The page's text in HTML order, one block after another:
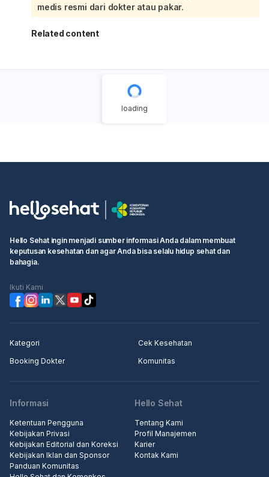
atau ahli herbal untuk mendapatkan informasi yang lebih
akurat dan sesuai dengan kondisi kesehatan Anda.
medis resmi dari dokter atau pakar.
Related content
loading
Hello Sehat ingin menjadi sumber informasi Anda dalam membuat
keputusan kesehatan dan agar Anda bisa selalu hidup sehat dan
bahagia.
Ikuti Kami
Kategori
Cek Kesehatan
Booking Dokter
Komunitas
Informasi
Ketentuan Pengguna
Kebijakan Privasi
Kebijakan Editorial dan Koreksi
Kebijakan Iklan dan Sponsor
Panduan Komunitas
Hello Sehat
Tentang Kami
Profil Manajemen
Karier
Kontak Kami